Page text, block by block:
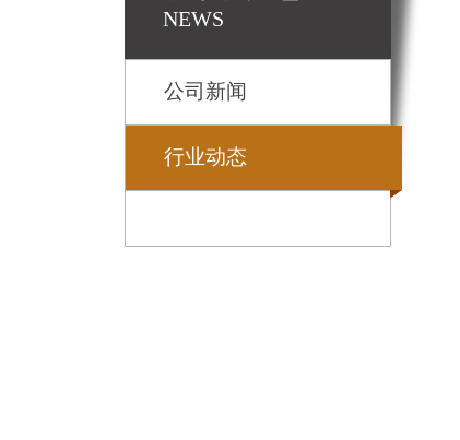
NEWS
公司新闻
行业动态